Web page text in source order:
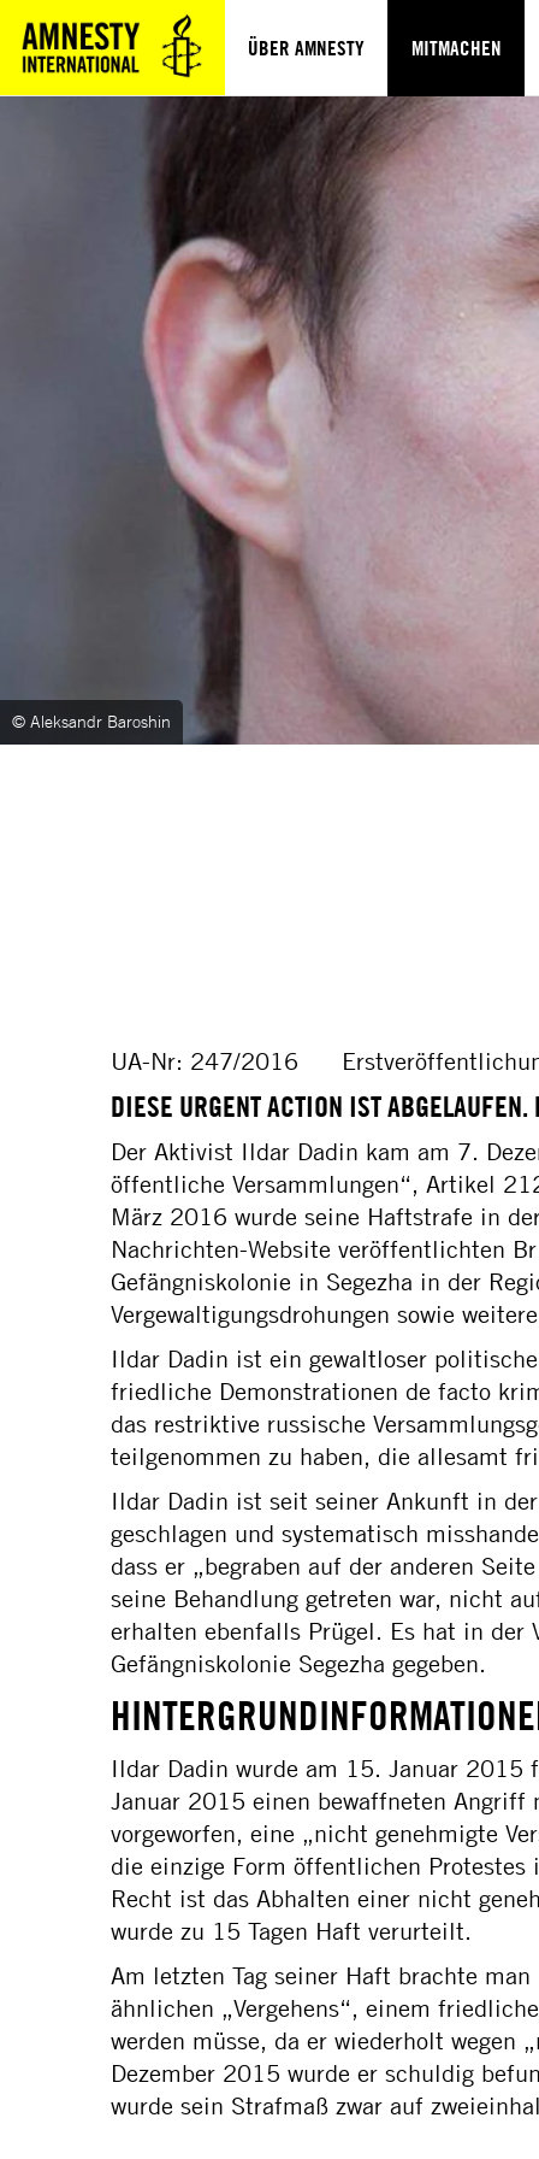
ÜBER AMNESTY MITMACHEN
© Aleksandr Baroshin
UA-Nr: 247/2016
DIESE URGENT ACTION IST
Der Aktivist Ildar Dadin kam am 7.
öffentliche Versammlungen“, Artikel
März 2016 wurde seine Haftstrafe in
Nachrichten-Website veröffentlichten
Gefängniskolonie in Segezha in der
Vergewaltigungsdrohungen sowie
Ildar Dadin ist ein gewaltloser
friedliche Demonstrationen de facto
das restriktive russische
teilgenommen zu haben, die allesamt
Ildar Dadin ist seit seiner Ankunft in
geschlagen und systematisch
dass er „begraben auf der anderen
seine Behandlung getreten war, nicht
erhalten ebenfalls Prügel. Es hat in der
Gefängniskolonie Segezha gegeben.
Ildar Dadin wurde am 15. Januar 2015
Januar 2015 einen bewaffneten Angriff
vorgeworfen, eine „nicht genehmigte
die einzige Form öffentlichen Protestes
Recht ist das Abhalten einer nicht
wurde zu 15 Tagen Haft verurteilt.
Am letzten Tag seiner Haft brachte
ähnlichen „Vergehens“, einem
werden müsse, da er wiederholt wegen
Dezember 2015 wurde er schuldig
wurde sein Strafmaß zwar auf